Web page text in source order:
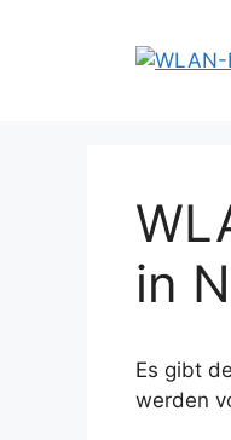
in
Es gibt
werden